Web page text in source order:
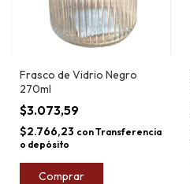
Frasco de Vidrio Negro
270ml
$3.073,59
$2.766,23 conTransferencia
o depósito
Comprar